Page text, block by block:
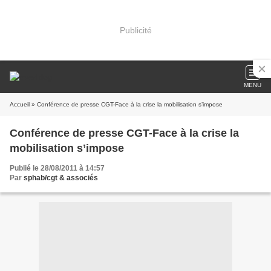
Publicité
MENU
Accueil » Conférence de presse CGT-Face à la crise la mobilisation s’impose
Conférence de presse CGT-Face à la crise la
mobilisation s’impose
Publié le 28/08/2011 à 14:57
Par sphab/cgt & associés